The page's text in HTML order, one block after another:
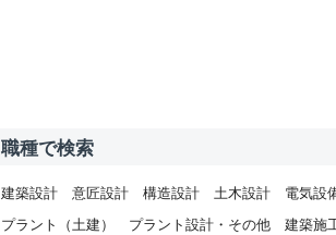
職種で検索
建築設計 意匠設計 構造設計 土木設計 電気設
プラント（土建）
プラント設計・その他 建築施